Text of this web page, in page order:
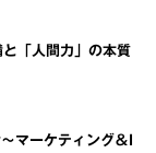
「人間力」の本質
マーケティング＆I